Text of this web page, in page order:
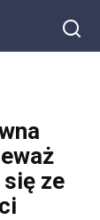
się ze